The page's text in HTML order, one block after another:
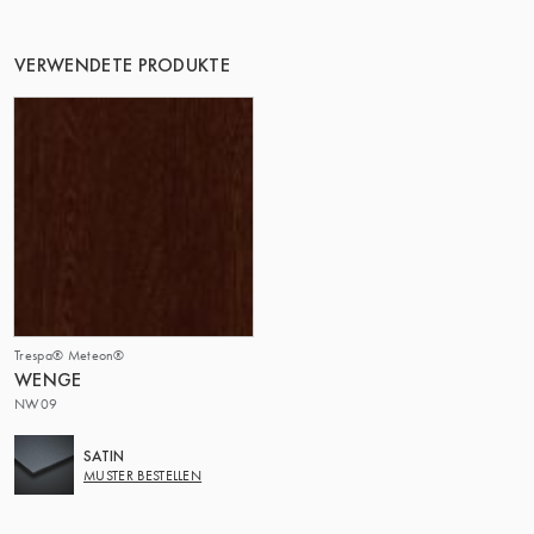
VERWENDETE PRODUKTE
Trespa® Meteon®
WENGE
NW09
SATIN
MUSTER BESTELLEN